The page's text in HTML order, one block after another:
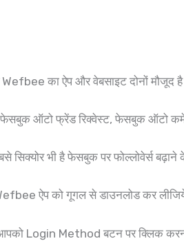
का ऐप और वेबसाइट दोनों
ऑटो फ्रेंड रिक्वेस्ट, फेसबुक ऑटो
सिक्योर भी है फेसबुक पर फोल्लोवेर्स
ऐप को गूगल से डाउनलोड कर
Login Method बटन पर क्लिक